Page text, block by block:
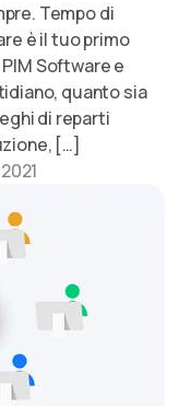
Tempo di
è il tuo primo
Software e
quanto sia
di reparti
[…]